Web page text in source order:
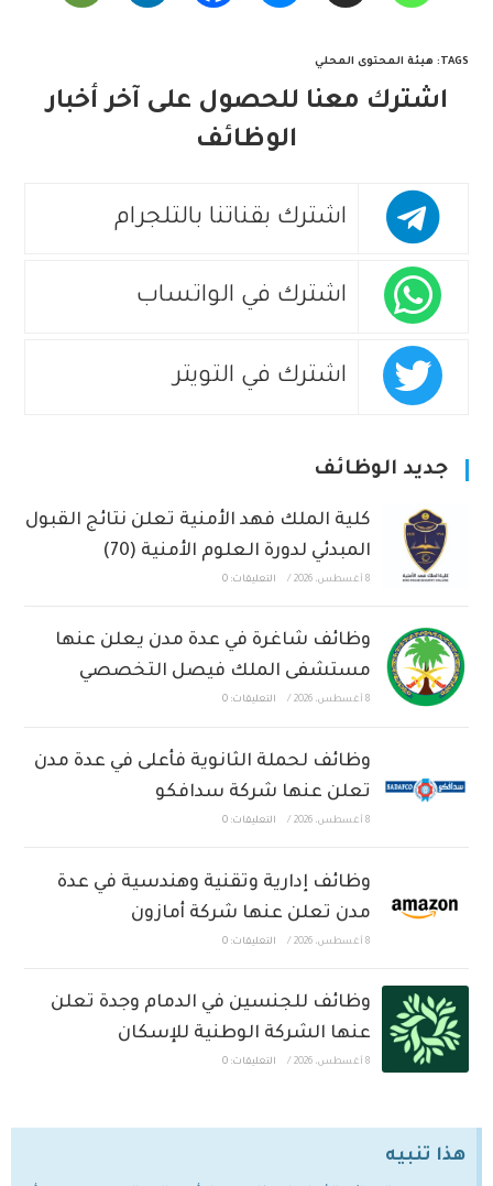
TAGS
: هيئة المحتوى المحلي
اشترك معنا للحصول على آخر أخبار
الوظائف
اشترك بقناتنا بالتلجرام
اشترك في الواتساب
اشترك في التويتر
جديد الوظائف
كلية الملك فهد الأمنية تعلن نتائج القبول
المبدئي لدورة العلوم الأمنية (70)
8 أغسطس، 2026 / التعليقات: 0
وظائف شاغرة في عدة مدن يعلن عنها
مستشفى الملك فيصل التخصصي
8 أغسطس، 2026 / التعليقات: 0
وظائف لحملة الثانوية فأعلى في عدة مدن
تعلن عنها شركة سدافكو
8 أغسطس، 2026 / التعليقات: 0
وظائف إدارية وتقنية وهندسية في عدة
مدن تعلن عنها شركة أمازون
8 أغسطس، 2026 / التعليقات: 0
وظائف للجنسين في الدمام وجدة تعلن
عنها الشركة الوطنية للإسكان
8 أغسطس، 2026 / التعليقات: 0
هذا تنبيه